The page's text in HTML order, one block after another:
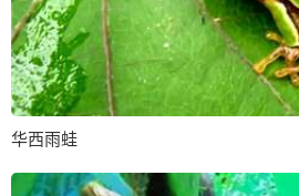
华西雨蛙